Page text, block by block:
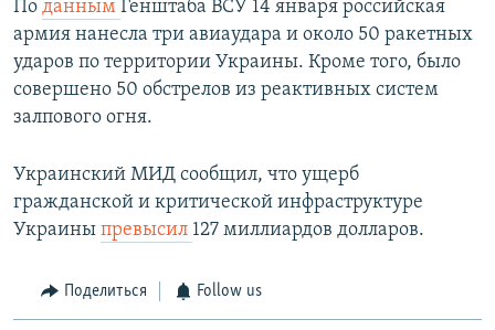
По данным Генштаба ВСУ 14 января российская
армия нанесла три авиаудара и около 50 ракетных
ударов по территории Украины. Кроме того, было
совершено 50 обстрелов из реактивных систем
залпового огня.
Украинский МИД сообщил, что ущерб
гражданской и критической инфраструктуре
Украины превысил 127 миллиардов долларов.
Поделиться Follow us